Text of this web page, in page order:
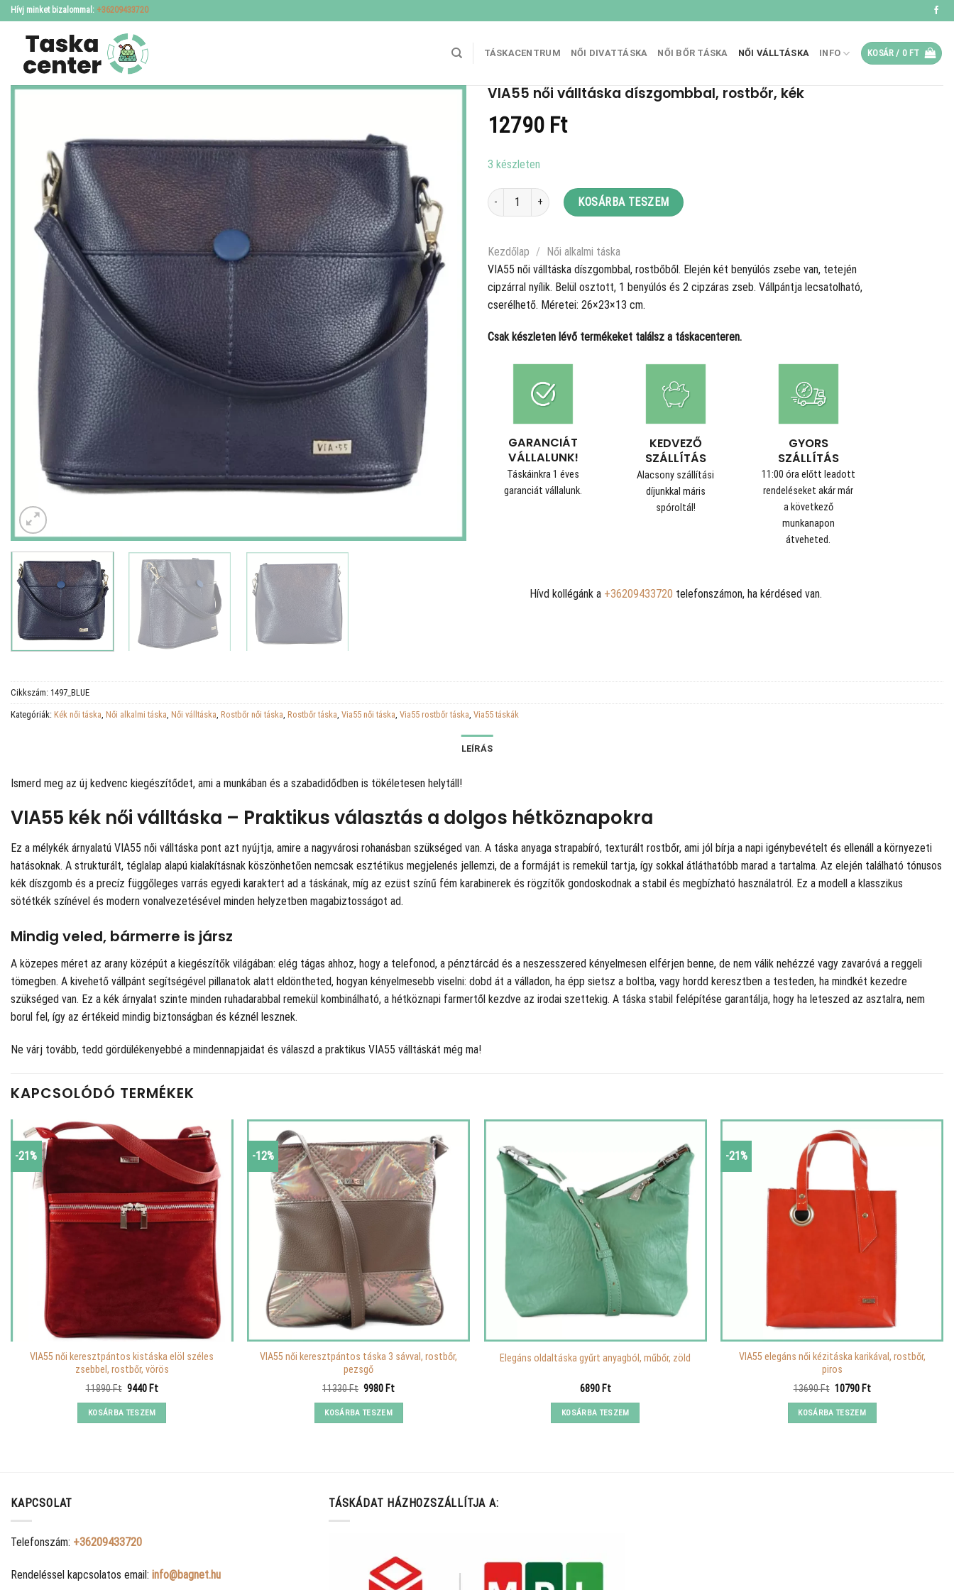
Skip
to
content
Hívj minket bizalommal: +36209433720
TÁSKACENTRUM NŐI DIVATTÁSKA NŐI BŐR TÁSKA NŐI VÁLLTÁSKA INFO KOSÁR / 0 FT
VIA55 női válltáska díszgombbal, rostbőr, kék
12790 Ft
3 készleten
VIA55 női válltáska díszgombbal, rostbőr, kék mennyiség
KOSÁRBA TESZEM
Kezdőlap / Női alkalmi táska
VIA55 női válltáska díszgombbal, rostbőből. Elején két benyúlós zsebe van, tetején
cipzárral nyílik. Belül osztott, 1 benyúlós és 2 cipzáras zseb. Vállpántja lecsatolható,
cserélhető. Méretei: 26×23×13 cm.
Csak készleten lévő termékeket találsz a táskacenteren.
GARANCIÁT
VÁLLALUNK!
Táskáinkra 1 éves
garanciát vállalunk.
KEDVEZŐ
SZÁLLÍTÁS
Alacsony szállítási
díjunkkal máris
spóroltál!
GYORS
SZÁLLÍTÁS
11:00 óra előtt leadott
rendeléseket akár már
a következő
munkanapon
átveheted.
Hívd kollégánk a +36209433720 telefonszámon, ha kérdésed van.
Cikkszám: 1497_BLUE
Kategóriák: Kék női táska Női alkalmi táska Női válltáska Rostbőr női táska Rostbőr táska Via55 női táska Via55 rostbőr táska Via55 táskák
LEÍRÁS
Ismerd meg az új kedvenc kiegészítődet, ami a munkában és a szabadidődben is tökéletesen helytáll!
VIA55 kék női válltáska – Praktikus választás a dolgos hétköznapokra
Ez a mélykék árnyalatú VIA55 női válltáska pont azt nyújtja, amire a nagyvárosi rohanásban szükséged van. A táska anyaga strapabíró, texturált rostbőr, ami jól bírja a napi igénybevételt és ellenáll a környezeti
hatásoknak. A strukturált, téglalap alapú kialakításnak köszönhetően nemcsak esztétikus megjelenés jellemzi, de a formáját is remekül tartja, így sokkal átláthatóbb marad a tartalma. Az elején található tónusos
kék díszgomb és a precíz függőleges varrás egyedi karaktert ad a táskának, míg az ezüst színű fém karabinerek és rögzítők gondoskodnak a stabil és megbízható használatról. Ez a modell a klasszikus
sötétkék színével és modern vonalvezetésével minden helyzetben magabiztosságot ad.
Mindig veled, bármerre is jársz
A közepes méret az arany középút a kiegészítők világában: elég tágas ahhoz, hogy a telefonod, a pénztárcád és a neszesszered kényelmesen elférjen benne, de nem válik nehézzé vagy zavaróvá a reggeli
tömegben. A kivehető vállpánt segítségével pillanatok alatt eldöntheted, hogyan kényelmesebb viselni: dobd át a válladon, ha épp sietsz a boltba, vagy hordd keresztben a testeden, ha mindkét kezedre
szükséged van. Ez a kék árnyalat szinte minden ruhadarabbal remekül kombinálható, a hétköznapi farmertől kezdve az irodai szettekig. A táska stabil felépítése garantálja, hogy ha leteszed az asztalra, nem
borul fel, így az értékeid mindig biztonságban és kéznél lesznek.
Ne várj tovább, tedd gördülékenyebbé a mindennapjaidat és válaszd a praktikus VIA55 válltáskát még ma!
KAPCSOLÓDÓ TERMÉKEK
-21%
VIA55 női keresztpántos kistáska elöl széles
zsebbel, rostbőr, vörös
11890Ft Original
was:
11890 Ft.
9440 FtCurrent
KOSÁRBA TESZEM
-12%
VIA55 női keresztpántos táska 3 sávval, rostbőr,
pezsgő
11330Ft Original
was:
11330 Ft.
9980 FtCurrent
KOSÁRBA TESZEM
Elegáns oldaltáska gyűrt anyagból, műbőr, zöld
6890 Ft
KOSÁRBA TESZEM
-21%
VIA55 elegáns női kézitáska karikával, rostbőr,
piros
13690Ft Original
was:
13690 Ft.
10790 FtCurrent
KOSÁRBA TESZEM
KAPCSOLAT
Telefonszám: +36209433720
Rendeléssel kapcsolatos email: info@bagnet.hu
TÁSKÁDAT HÁZHOZSZÁLLÍTJA A: